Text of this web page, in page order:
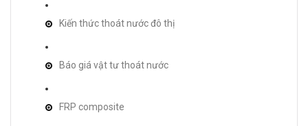
Kiến thức thoát nước đô thị
Báo giá vật tư thoát nước
FRP composite